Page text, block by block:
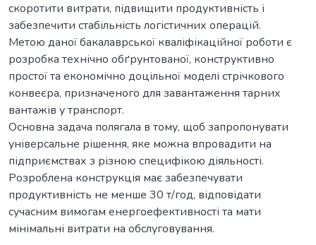
скоротити витрати, підвищити продуктивність і
забезпечити стабільність логістичних операцій.
Метою даної бакалаврської кваліфікаційної роботи є
розробка технічно обґрунтованої, конструктивно
простої та економічно доцільної моделі стрічкового
конвеєра, призначеного для завантаження тарних
вантажів у транспорт.
Основна задача полягала в тому, щоб запропонувати
універсальне рішення, яке можна впровадити на
підприємствах з різною специфікою діяльності.
Розроблена конструкція має забезпечувати
продуктивність не менше 30 т/год, відповідати
сучасним вимогам енергоефективності та мати
мінімальні витрати на обслуговування.